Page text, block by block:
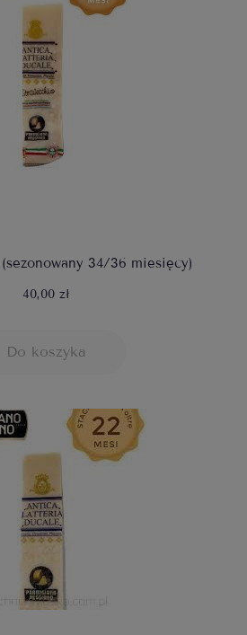
(sezonowany 34/36 miesięcy)
40,00 zł
Do koszyka